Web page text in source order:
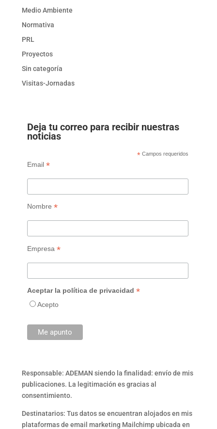
Medio Ambiente
Normativa
PRL
Proyectos
Sin categoría
Visitas-Jornadas
Deja tu correo para recibir nuestras
noticias
* Campos requeridos
Email *
Nombre *
Empresa *
Aceptar la política de privacidad *
Acepto
Responsable: ADEMAN siendo la finalidad: envío de mis
publicaciones. La legitimación es gracias al
consentimiento.
Destinatarios: Tus datos se encuentran alojados en mis
plataformas de email marketing Mailchimp ubicada en